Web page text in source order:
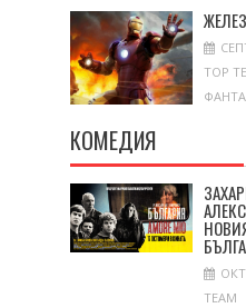
TOP
КОМЕДИЯ
TEAM